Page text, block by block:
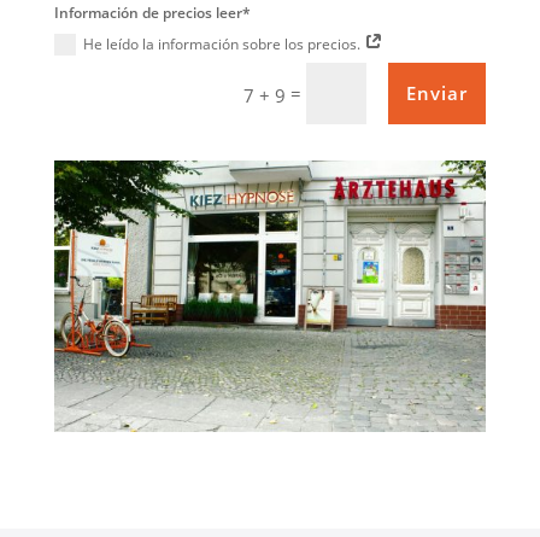
Información de precios leer*
He leído la información sobre los precios.
7 + 9 = Enviar